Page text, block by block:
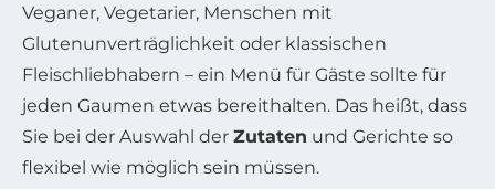
Veganer, Vegetarier, Menschen mit
Glutenunverträglichkeit oder klassischen
Fleischliebhabern – ein Menü für Gäste sollte für
jeden Gaumen etwas bereithalten. Das heißt, dass
Sie bei der Auswahl der Zutaten und Gerichte so
flexibel wie möglich sein müssen.